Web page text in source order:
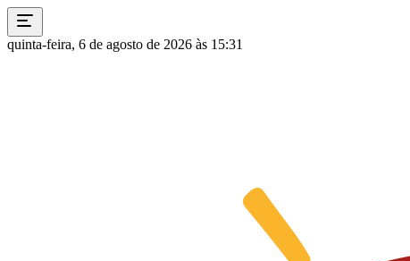
quinta-feira, 6 de agosto de 2026 às 15:31